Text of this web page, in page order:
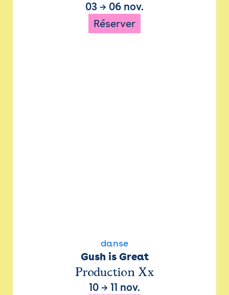
03 → 06 nov.
Réserver
danse
Gush is Great
Production Xx
10 → 11 nov.